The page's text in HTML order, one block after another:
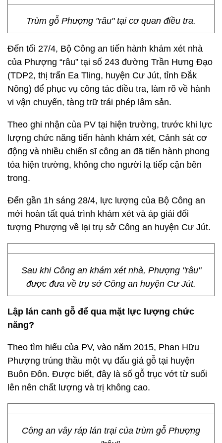
Trùm gỗ Phượng "râu" tại cơ quan điều tra.
Đến tối 27/4, Bộ Công an tiến hành khám xét nhà
của Phượng “râu” tại số 243 đường Trần Hưng Đạo
(TDP2, thị trấn Ea Tling, huyện Cư Jút, tỉnh Đắk
Nông) để phục vụ công tác điều tra, làm rõ về hành
vi vận chuyển, tàng trữ trái phép lâm sản.
Theo ghi nhận của PV tại hiện trường, trước khi lực
lượng chức năng tiến hành khám xét, Cảnh sát cơ
động và nhiều chiến sĩ công an đã tiến hành phong
tỏa hiện trường, không cho người lạ tiếp cận bên
trong.
Đến gần 1h sáng 28/4, lực lượng của Bộ Công an
mới hoàn tất quá trình khám xét và áp giải đối
tượng Phượng về lại trụ sở Công an huyện Cư Jút.
Sau khi Công an khám xét nhà, Phượng "râu"
được đưa về trụ sở Công an huyện Cư Jút.
Lập lán canh gỗ để qua mặt lực lượng chức
năng?
Theo tìm hiểu của PV, vào năm 2015, Phan Hữu
Phượng trúng thầu một vụ đấu giá gỗ tại huyện
Buôn Đôn. Được biết, đây là số gỗ trục vớt từ suối
lên nên chất lượng và trị không cao.
Công an vây ráp lán trại của trùm gỗ Phượng